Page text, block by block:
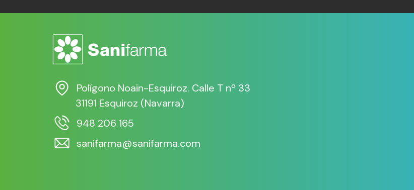
Polígono Noain-Esquiroz. Calle T nº 33
31191 Esquiroz (Navarra)
948 206 165
sanifarma@sanifarma.com